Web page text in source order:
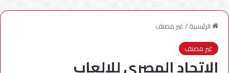
الرئيسية/غير مصنف
غير مصنف
الاتحاد المصرى للالعاب